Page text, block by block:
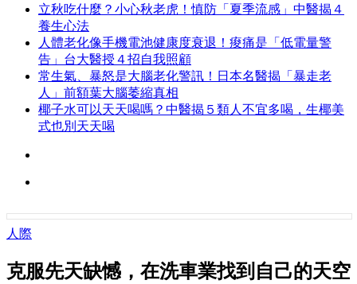
立秋吃什麼？小心秋老虎！慎防「夏季流感」中醫揭４
養生心法
人體老化像手機電池健康度衰退！痠痛是「低電量警
告」台大醫授４招自我照顧
常生氣、暴怒是大腦老化警訊！日本名醫揭「暴走老
人」前額葉大腦萎縮真相
椰子水可以天天喝嗎？中醫揭５類人不宜多喝，生椰美
式也別天天喝
人際
克服先天缺憾，在洗車業找到自己的天空